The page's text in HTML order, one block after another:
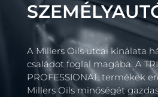
A Millers Oils utcai kínálata
családot foglal magába. A
PROFESSIONAL termékek
Millers Oils minőségét